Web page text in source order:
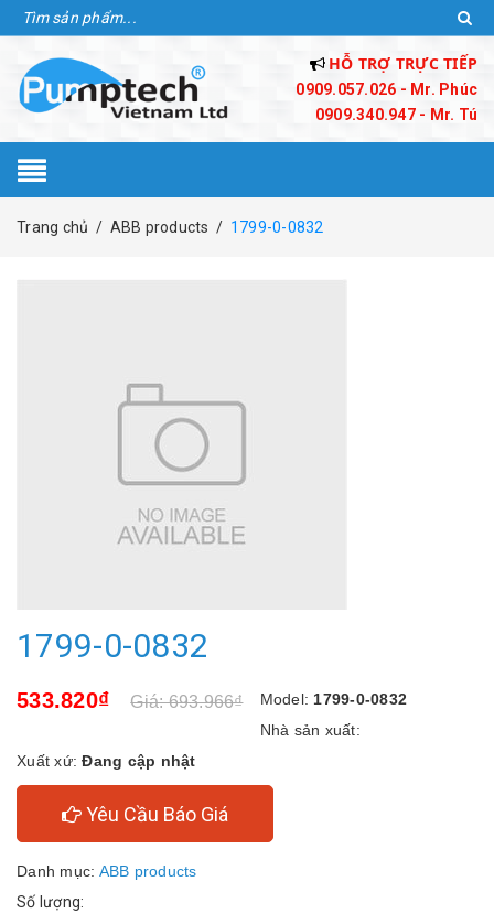
HỖ TRỢ TRỰC TIẾP
0909.057.026 - Mr. Phúc
0909.340.947 - Mr. Tú
Trang chủ / ABB products / 1799-0-0832
1799-0-0832
533.820₫ Giá: 693.966₫ Model: 1799-0-0832
Nhà sản xuất:
Xuất xứ:Đang cập nhật
Yêu Cầu Báo Giá
Danh mục: ABB products
Số lượng: